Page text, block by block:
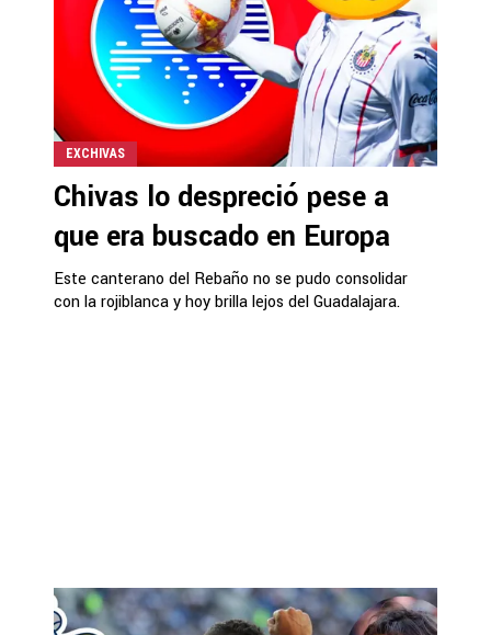
EXCHIVAS
Chivas lo despreció pese a
que era buscado en Europa
Este canterano del Rebaño no se pudo consolidar
con la rojiblanca y hoy brilla lejos del Guadalajara.